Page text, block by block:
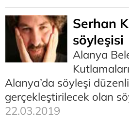
Serhan
söyleşisi
Alanya
Alanya’da söyleşi
gerçekleştirilecek olan
22.03.2019